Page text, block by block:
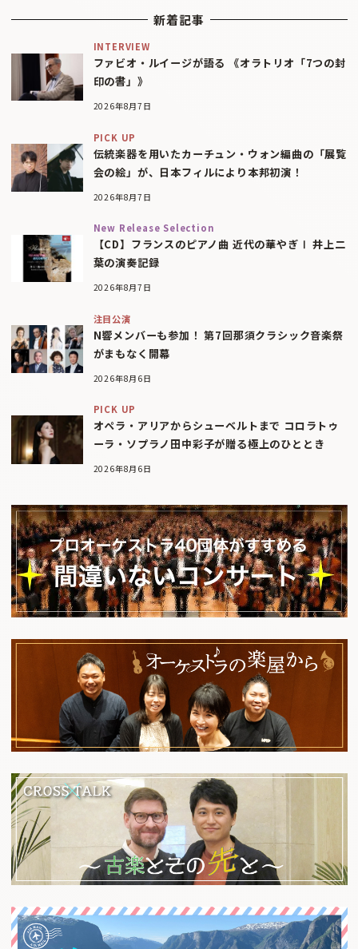
新着記事
INTERVIEW
ファビオ・ルイージが語る 《オラトリオ「7つの封
印の書」》
2026年8月7日
PICK UP
伝統楽器を用いたカーチュン・ウォン編曲の「展覧
会の絵」が、日本フィルにより本邦初演！
2026年8月7日
New Release Selection
【CD】フランスのピアノ曲 近代の華やぎⅠ 井上二
葉の演奏記録
2026年8月7日
注目公演
N響メンバーも参加！ 第7回那須クラシック音楽祭
がまもなく開幕
2026年8月6日
PICK UP
オペラ・アリアからシューベルトまで コロラトゥ
ーラ・ソプラノ田中彩子が贈る極上のひととき
2026年8月6日